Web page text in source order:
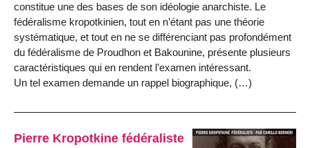
constitue une des bases de son idéologie anarchiste. Le
fédéralisme kropotkinien, tout en n’étant pas une théorie
systématique, et tout en ne se différenciant pas profondément
du fédéralisme de Proudhon et Bakounine, présente plusieurs
caractéristiques qui en rendent l’examen intéressant.
Un tel examen demande un rappel biographique, (…)
Pierre Kropotkine fédéraliste